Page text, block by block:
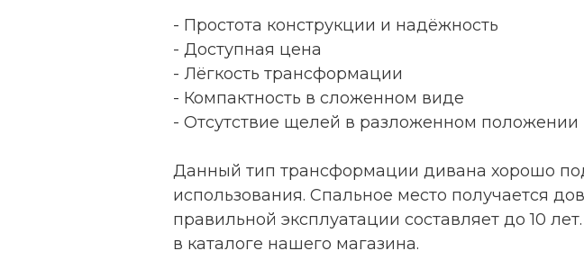
- Простота конструкции и надёжность
- Доступная цена
- Лёгкость трансформации
- Компактность в сложенном виде
- Отсутствие щелей в разложенном положении
Данный тип трансформации дивана хорошо
использования. Спальное место получается
правильной эксплуатации составляет до 10
в каталоге нашего магазина.